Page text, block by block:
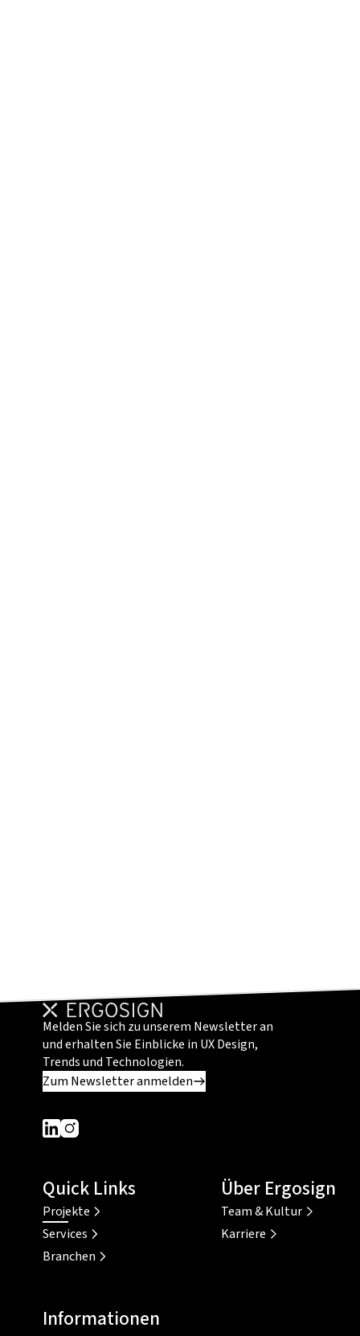
Melden Sie sich zu unserem Newsletter an
und erhalten Sie Einblicke in UX Design,
Trends und Technologien.
Zum Newsletter anmelden
Dieser Link führt zu einer externen Seite
Dieser Link führt zu einer externen Seite
Quick Links
Projekte
Services
Branchen
Über Ergosign
Team & Kultur
Karriere
Informationen